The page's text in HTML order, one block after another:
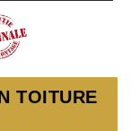
TOITURE